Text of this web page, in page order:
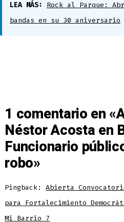
LEA MÁS:
Rock al Parque:
bandas en su 30 aniversario
1 comentario en «
Néstor Acosta en
Funcionario
robo»
Pingback:Abierta
para Fortalecimiento
Mi Barrio 7